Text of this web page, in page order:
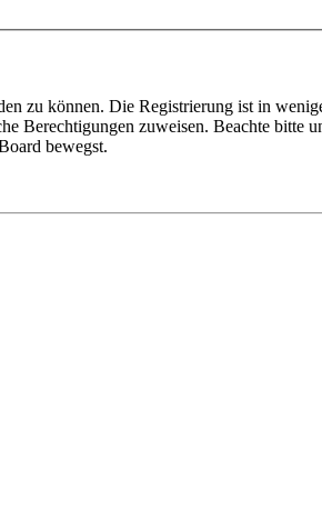
zu können. Die Registrierung ist in
Berechtigungen zuweisen. Beachte
bewegst.